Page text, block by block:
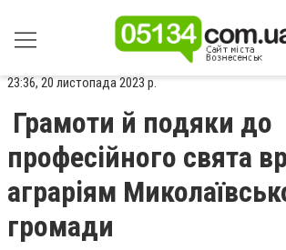
23:36, 20 листопада 2023 р.
Грамоти й подяки до
професійного свята
аграріям
громади